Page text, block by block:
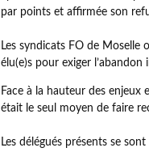
par points et affirmée son
Les syndicats FO de Moselle
élu(e)s pour exiger
Face à la hauteur des enjeux
était le seul moyen de faire
Les délégués présents se